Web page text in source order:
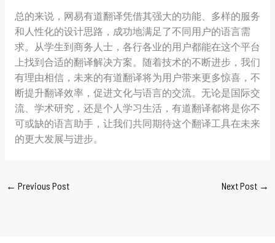
总的来说，网易有道翻译凭借其强大的功能、多样的服务
和人性化的设计思路，成功地满足了不同用户的语言需
求。从学生到商务人士，各行各业的用户都能在这个平台
上找到合适的翻译解决方案。随着技术的不断进步，我们
有理由相信，未来的有道翻译将为用户带来更多惊喜，不
断提升翻译效率，促进文化与语言的交流。无论是国际交
流、学术研究，还是个人学习生活，有道翻译都将是你不
可或缺的语言助手，让我们共同期待这个翻译工具在未来
的更大发展与进步。
← Previous Post Next Post →